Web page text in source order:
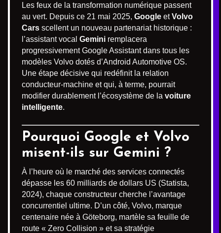
Les feux de la transformation numérique passent
au vert. Depuis ce 21 mai 2025, Google etVolvo
Cars scellent un nouveau partenariat historique :
l’assistant vocal Gemini remplacera
progressivement Google Assistant dans tous les
modèles Volvo dotés d’Android Automotive OS.
Une étape décisive qui redéfinit la relation
conducteur-machine et qui, à terme, pourrait
modifier durablement l’écosystème de la voiture
intelligente.
Pourquoi Google et Volvo
misent-ils sur Gemini ?
À l’heure où le marché des services connectés
dépasse les 60 milliards de dollars US (Statista,
2024), chaque constructeur cherche l’avantage
concurrentiel ultime. D’un côté, Volvo, marque
centenaire née à Göteborg, martèle sa feuille de
route « Zero Collision » et sa stratégie